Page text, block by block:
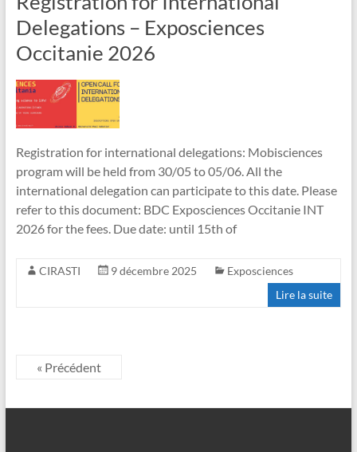
Delegations – Exposciences
Occitanie 2026
Registration for international delegations: Mobisciences
program will be held from 30/05 to 05/06. All the
international delegation can participate to this date. Please
refer to this document: BDC Exposciences Occitanie INT
2026 for the fees. Due date: until 15th of
CIRASTI 9 décembre 2025
Exposciences
Lire la suite
« Précédent